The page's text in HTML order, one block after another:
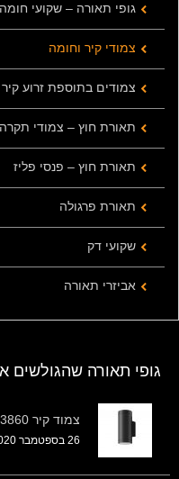
גופי תאורה – שקועי חומה
צמודי קיר וחומה
צמודים בתוספת זרוע קיר
תאורת חוץ – צמודי תקרה
תאורת חוץ – פנסי פליז
תאורת פרגולה
שקועי דק
אביזרי תאורה
גופי תאורה שהגולשים
צמוד קיר 523860
26 בספטמבר 2020